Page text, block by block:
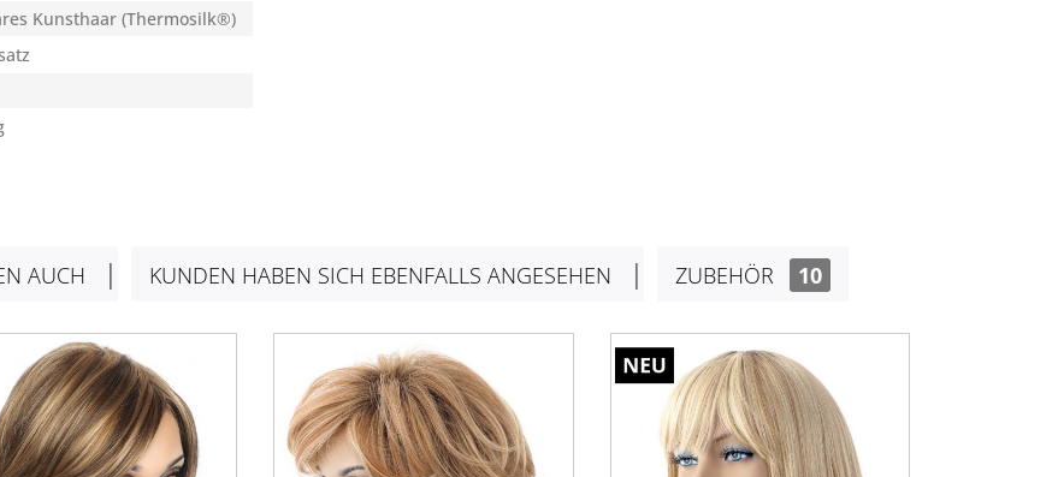
Kunsthaar (Thermosilk®)
AUCH KUNDEN HABEN SICH EBENFALLS ANGESEHEN ZUBEHÖR 10